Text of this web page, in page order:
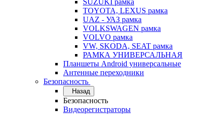
SUZUKI рамка
TOYOTA, LEXUS рамка
UAZ - УАЗ рамка
VOLKSWAGEN рамка
VOLVO рамка
VW, SKODA, SEAT рамка
РАМКА УНИВЕРСАЛЬНАЯ
Планшеты Android универсальные
Антенные переходники
Безопасность
Назад
Безопасность
Видеорегистраторы